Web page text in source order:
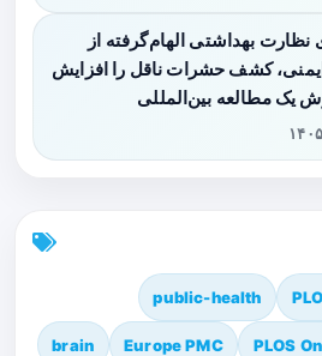
نظارت بهداشتی الهام‌گرفته از
کشف حشرات ناقل را افزایش
یک مطالعه بین‌المللی
۱۶
public-health
PLOS
Europe PMC
brain